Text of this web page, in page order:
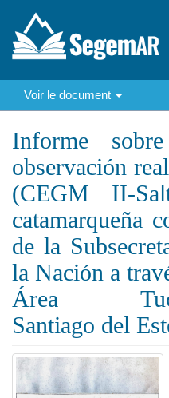
Voir le document
Informe
observación
(CEGM II-
catamarqueña
de la
la Nación a
Área
Santiago del